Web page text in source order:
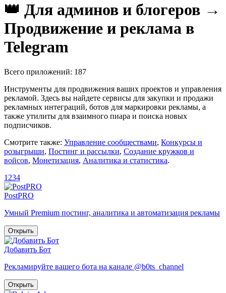
👑 Для админов и блогеров →
Продвижение и реклама в
Telegram
Всего приложений: 187
Инструменты для продвижения ваших проектов и управления
рекламой. Здесь вы найдете сервисы для закупки и продажи
рекламных интеграций, ботов для маркировки рекламы, а
также утилиты для взаимного пиара и поиска новых
подписчиков.
Смотрите также: Управление сообществами, Конкурсы и
розыгрыши, Постинг и рассылки, Создание кружков и
войсов, Монетизация, Аналитика и статистика.
1 234
PostPRO
Умный Premium постинг, аналитика и автоматизация рекламы
Открыть
Добавить Бот
Рекламируйте вашего бота на канале @b0ts_channel
Открыть